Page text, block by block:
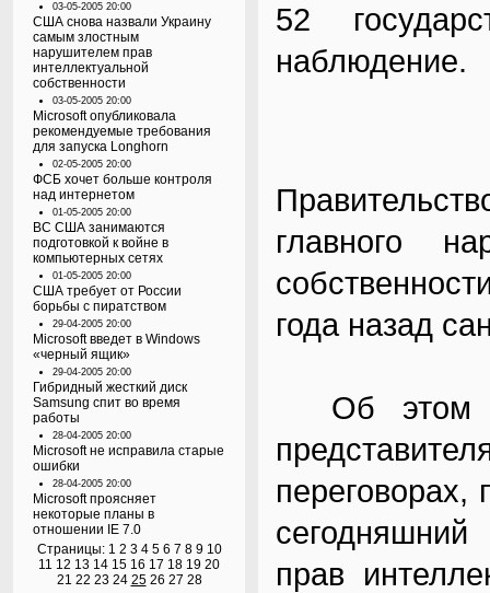
03-05-2005 20:00
США снова назвали Украину
самым злостным
нарушителем прав
интеллектуальной
собственности
03-05-2005 20:00
Microsoft опубликовала
рекомендуемые требования
для запуска Longhorn
02-05-2005 20:00
ФСБ хочет больше контроля
над интернетом
01-05-2005 20:00
ВС США занимаются
подготовкой к войне в
компьютерных сетях
01-05-2005 20:00
США требует от России
борьбы с пиратством
29-04-2005 20:00
Microsoft введет в Windows
«черный ящик»
29-04-2005 20:00
Гибридный жесткий диск
Samsung спит во время
работы
28-04-2005 20:00
Microsoft не исправила старые
ошибки
28-04-2005 20:00
Microsoft проясняет
некоторые планы в
отношении IE 7.0
Страницы: 1 2 3 4 5 6 7 8 9 10
11 12 13 14 15 16 17 18 19 20
21 22 23 24 25 26 27 28
52
наблюдение.
главного
года назад
Об этом
прав